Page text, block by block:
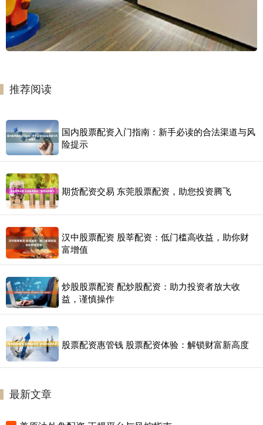
推荐阅读
国内股票配资入门指南：新手必读的合法渠道与风
险提示
期货配资交易 东莞股票配资，助您投资腾飞
汉中股票配资 股莘配资：低门槛高收益，助你财
富增值
炒股股票配资 配炒股配资：助力投资者放大收
益，谨慎操作
股票配资惠管钱 股票配资体验：解锁财富新高度
最新文章